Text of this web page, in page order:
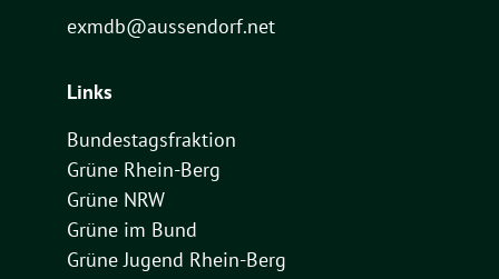
exmdb@aussendorf.net
Links
Bundestagsfraktion
Grüne Rhein-Berg
Grüne NRW
Grüne im Bund
Grüne Jugend Rhein-Berg